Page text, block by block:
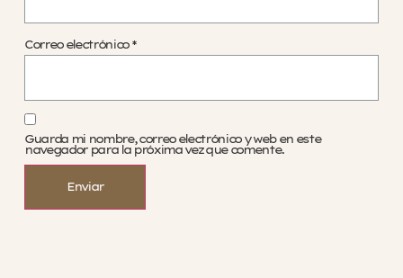
Correo electrónico *
Guarda mi nombre, correo electrónico y web en este
navegador para la próxima vez que comente.